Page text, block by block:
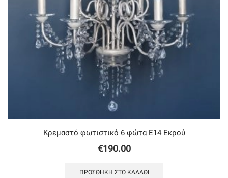
Κρεμαστό φωτιστικό 6 φώτα Ε14 Εκρού
€190.00
ΠΡΟΣΘΉΚΗ ΣΤΟ ΚΑΛΆΘΙ